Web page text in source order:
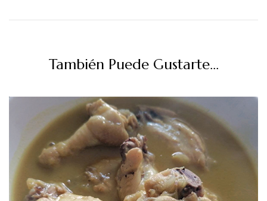
También Puede Gustarte...